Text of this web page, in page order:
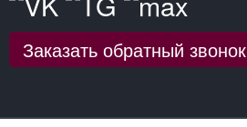
Заказать обратный звонок